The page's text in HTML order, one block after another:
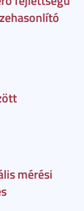
mérési